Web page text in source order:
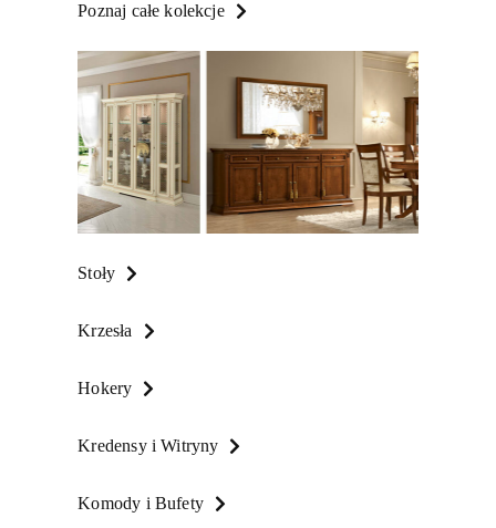
Poznaj całe kolekcje
Stoły
Krzesła
Hokery
Kredensy i Witryny
Komody i Bufety